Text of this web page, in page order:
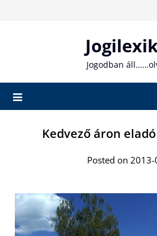
Jogodban
Kedvező áron
Posted on